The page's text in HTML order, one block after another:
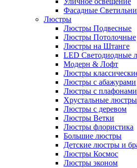
Фасадные
Люстры
Люстры Подвесные
Люстры Потолочные
Люстры на Штанге
LED Светодиодные
Модерн & Лофт
Люстры
Люстры с абажурами
Люстры с плафонами
Хрустальные люстры
Люстры с деревом
Люстры Ветки
Люстры флористика
Большие люстры
Детские люстры и
Люстры Космос
Люстры эконом